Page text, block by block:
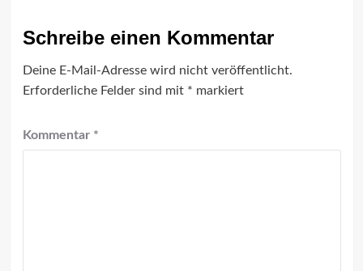
Schreibe einen Kommentar
Deine E-Mail-Adresse wird nicht veröffentlicht.
Erforderliche Felder sind mit * markiert
Kommentar *